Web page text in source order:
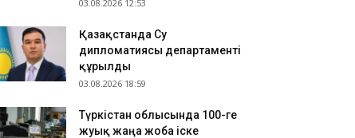
03.08.2026 12:53
Қазақстанда Су
дипломатиясы департаменті
құрылды
03.08.2026 18:59
Түркістан облысында 100-ге
жуық жаңа жоба іске